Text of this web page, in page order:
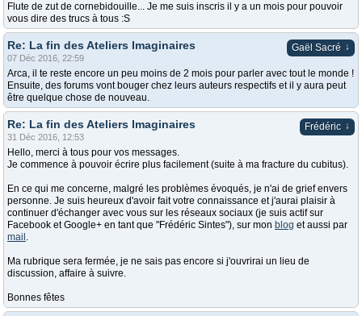
Flute de zut de cornebidouille... Je me suis inscris il y a un mois pour pouvoir
vous dire des trucs à tous :S
Gaël Sacré ↓
Re: La fin des Ateliers Imaginaires
07 Déc 2016, 22:59
Arca, il te reste encore un peu moins de 2 mois pour parler avec tout le monde !
Ensuite, des forums vont bouger chez leurs auteurs respectifs et il y aura peut
être quelque chose de nouveau.
Frédéric ↓
Re: La fin des Ateliers Imaginaires
31 Déc 2016, 12:53
Hello, merci à tous pour vos messages.
Je commence à pouvoir écrire plus facilement (suite à ma fracture du cubitus).
En ce qui me concerne, malgré les problèmes évoqués, je n'ai de grief envers
personne. Je suis heureux d'avoir fait votre connaissance et j'aurai plaisir à
continuer d'échanger avec vous sur les réseaux sociaux (je suis actif sur
Facebook et Google+ en tant que "Frédéric Sintes"), sur mon blog et aussi par
mail .
Ma rubrique sera fermée, je ne sais pas encore si j'ouvrirai un lieu de
discussion, affaire à suivre.
Bonnes fêtes